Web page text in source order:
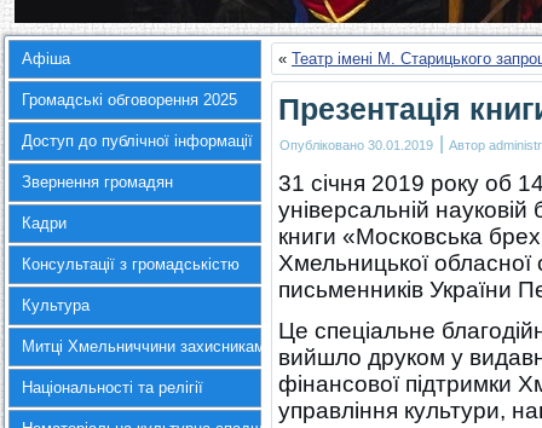
Афіша
Громадські обговорення 2025
Доступ до публічної інформації
Звернення громадян
Кадри
Консультації з громадськістю
Культура
Митці Хмельниччини захисникам України
Національності та релігії
« Театр імені М. Старицького
Презентація
Опубліковано 30.01.2019 | Автор
31 січня 2019 року об
універсальній науковій
книги «Московська
Хмельницької обласної
письменників України
Це спеціальне
вийшло друком у
фінансової підтримки
управління культури,